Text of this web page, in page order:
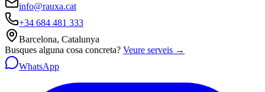
info@rauxa.cat
+34 684 481 333
Barcelona, Catalunya
Busques alguna cosa concreta? Veure serveis →
WhatsApp